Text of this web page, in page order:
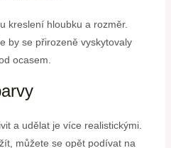
kreslení hloubku a rozměr.
by se přirozeně vyskytovaly
ocasem.
a udělat je více realistickými.
můžete se opět podívat na